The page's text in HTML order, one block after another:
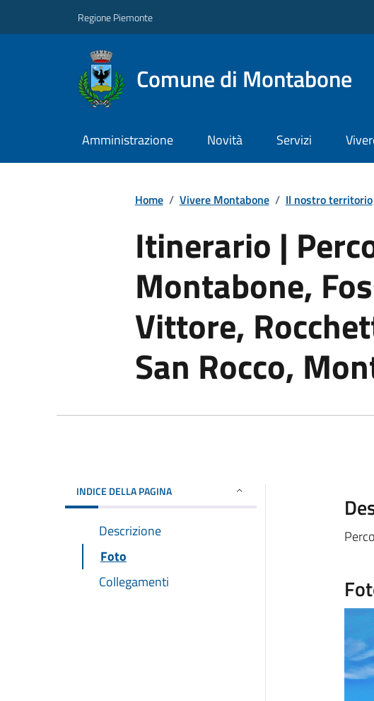
Regione Piemonte
Comune di Montabone
Amministrazione Novità Servizi
Home / Vivere Montabone / Il nostro territorio
Itinerario |
Montabone,
Vittore,
San Rocco,
INDICE DELLA PAGINA
Descrizione
Foto
Collegamenti